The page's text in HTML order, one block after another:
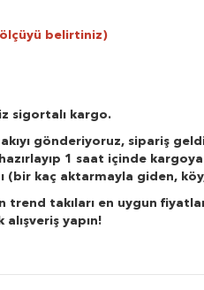
belirtiniz)
sigortalı kargo.
gönderiyoruz, sipariş
1 saat içinde
(bir kaç aktarmayla giden,
trend takıları en uygun
yapın!